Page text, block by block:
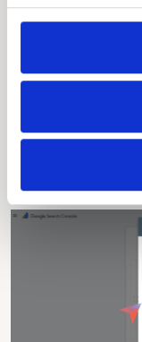
Om du redan har
Google Tag Manager